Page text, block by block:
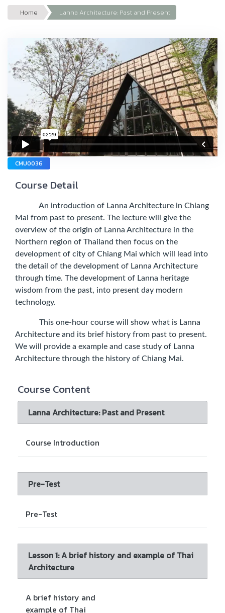
Home Lanna Architecture: Past and Present
CMU0036
Course Detail
An introduction of Lanna Architecture in Chiang
Mai from past to present. The lecture will give the
overview of the origin of Lanna Architecture in the
Northern region of Thailand then focus on the
development of city of Chiang Mai which will lead into
the detail of the development of Lanna Architecture
through time. The development of Lanna heritage
wisdom from the past, into present day modern
technology.
This one-hour course will show what is Lanna
Architecture and its brief history from past to present.
We will provide a example and case study of Lanna
Architecture through the history of Chiang Mai.
Course Content
Lanna Architecture: Past and Present
Course Introduction
Pre-Test
Pre-Test
Lesson 1: A brief history and example of Thai
Architecture
A brief history and
example of Thai